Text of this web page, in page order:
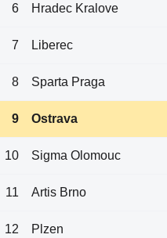
6 Hradec Kralove
7 Liberec
8 Sparta Praga
9 Ostrava
10 Sigma Olomouc
11 Artis Brno
12 Plzen